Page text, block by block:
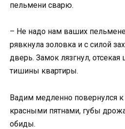
пельмени сварю.
– Не надо нам ваших
рявкнула золовка и с силой
дверь. Замок лязгнул,
тишины квартиры.
Вадим медленно повернулся
красными пятнами, губы
обиды.